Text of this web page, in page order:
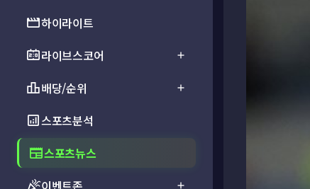
movie하이라이트
scoreboard라이브스코어 add
leaderboard배당/순위 add
analytics스포츠분석
newspaper스포츠뉴스
이벤트존 add